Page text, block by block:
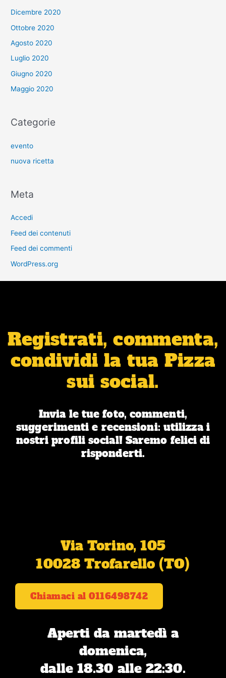
Dicembre 2020
Ottobre 2020
Agosto 2020
Luglio 2020
Giugno 2020
Maggio 2020
Categorie
evento
nuova ricetta
Meta
Accedi
Feed dei contenuti
Feed dei commenti
WordPress.org
Registrati, commenta,
condividi la tua Pizza
sui social.
Invia le tue foto, commenti,
suggerimenti e recensioni: utilizza i
nostri profili social! Saremo felici di
risponderti.
Via Torino, 105
10028 Trofarello (TO)
Chiamaci al 0116498742
Aperti da martedì a
domenica,
dalle 18.30 alle 22:30.